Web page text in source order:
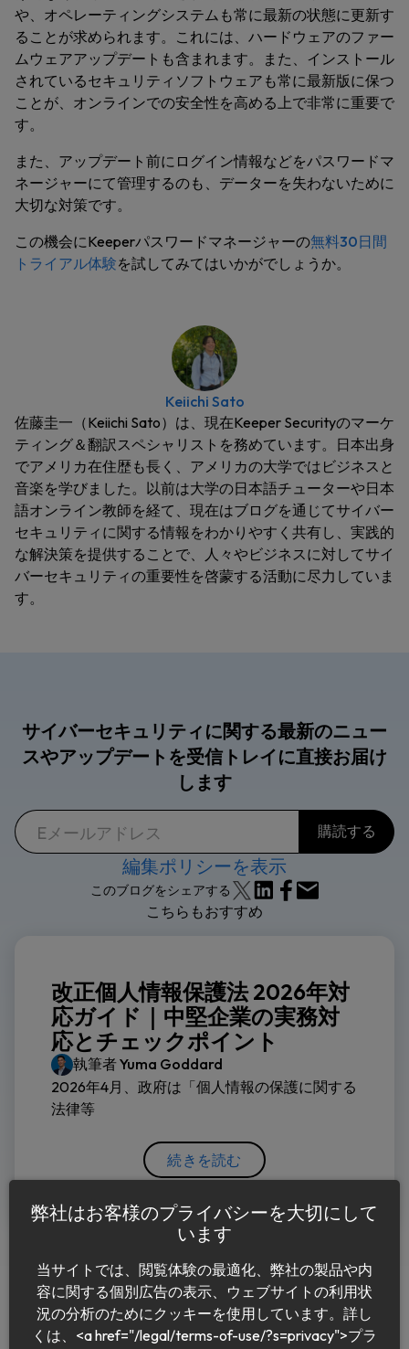
や、オペレーティングシステムも常に最新の状態に更新す
ることが求められます。これには、ハードウェアのファー
ムウェアアップデートも含まれます。また、インストール
されているセキュリティソフトウェアも常に最新版に保つ
ことが、オンラインでの安全性を高める上で非常に重要で
す。
また、アップデート前にログイン情報などをパスワードマ
ネージャーにて管理するのも、データーを失わないために
大切な対策です。
この機会にKeeperパスワードマネージャーの無料30日間
トライアル体験を試してみてはいかがでしょうか。
Keiichi Sato
佐藤圭一（Keiichi Sato）は、現在Keeper Securityのマーケ
ティング＆翻訳スペシャリストを務めています。日本出身
でアメリカ在住歴も長く、アメリカの大学ではビジネスと
音楽を学びました。以前は大学の日本語チューターや日本
語オンライン教師を経て、現在はブログを通じてサイバー
セキュリティに関する情報をわかりやすく共有し、実践的
な解決策を提供することで、人々やビジネスに対してサイ
バーセキュリティの重要性を啓蒙する活動に尽力していま
す。
サイバーセキュリティに関する最新のニュー
スやアップデートを受信トレイに直接お届け
します
編集ポリシーを表示
このブログをシェアする
こちらもおすすめ
改正個人情報保護法 2026年対
応ガイド｜中堅企業の実務対
応とチェックポイント
執筆者Yuma Goddard
2026年4月、政府は「個人情報の保護に関する
法律等
続きを読む
日本語
弊社はお客様のプライバシーを大切にして
います
当サイトでは、閲覧体験の最適化、弊社の製品や内
容に関する個別広告の表示、ウェブサイトの利用状
況の分析のためにクッキーを使用しています。詳し
くは、<a href="/legal/terms-of-use/?s=privacy">プラ